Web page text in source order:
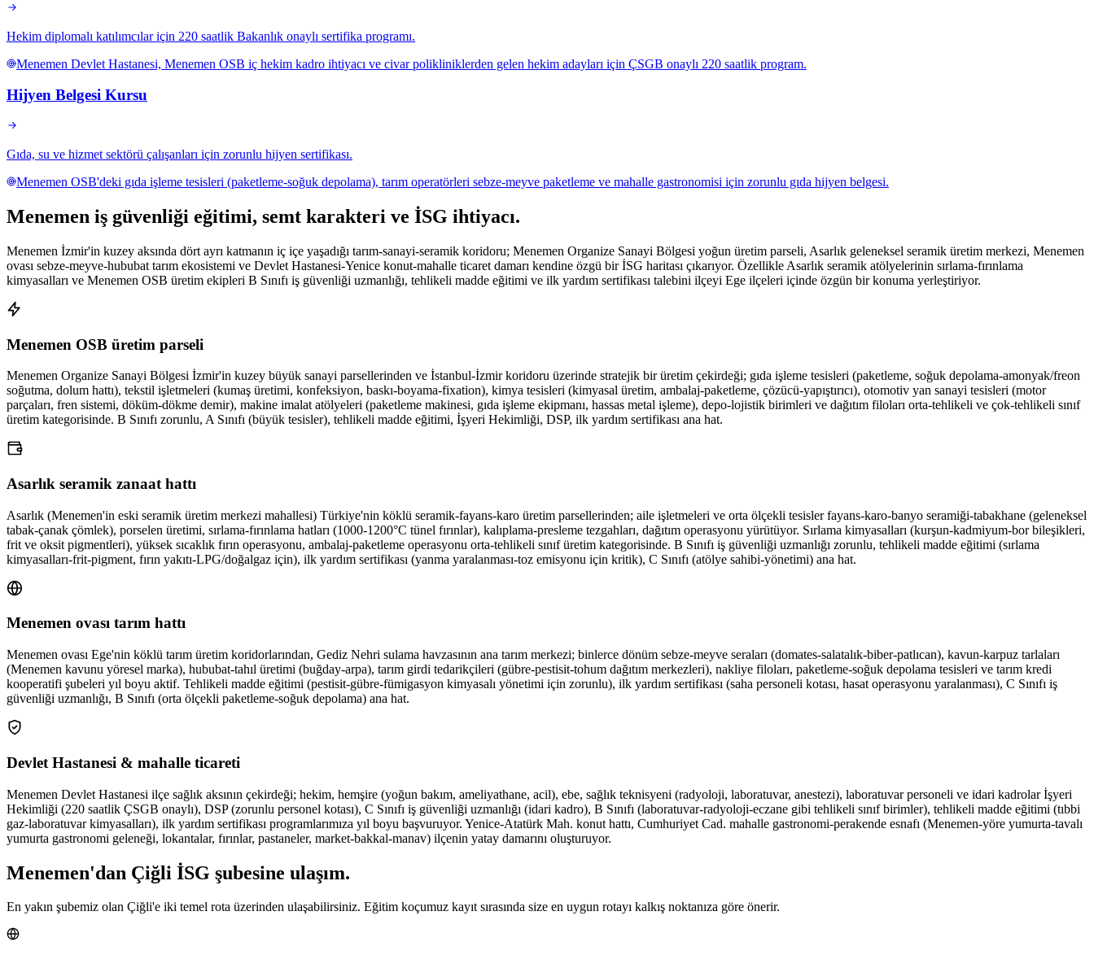
Hekim diplomalı katılımcılar için 220 saatlik Bakanlık onaylı sertifika programı.
Menemen Devlet Hastanesi, Menemen OSB iç hekim kadro ihtiyacı ve civar polikliniklerden gelen hekim adayları için ÇSGB onaylı 220 saatlik program.
Hijyen Belgesi Kursu
Gıda, su ve hizmet sektörü çalışanları için zorunlu hijyen sertifikası.
Menemen OSB'deki gıda işleme tesisleri (paketleme-soğuk depolama), tarım operatörleri sebze-meyve paketleme ve mahalle gastronomisi için zorunlu gıda hijyen belgesi.
Menemen iş güvenliği eğitimi, semt karakteri ve İSG ihtiyacı.
Menemen İzmir'in kuzey aksında dört ayrı katmanın iç içe yaşadığı tarım-sanayi-seramik koridoru; Menemen Organize Sanayi Bölgesi yoğun üretim parseli, Asarlık geleneksel seramik üretim merkezi, Menemen
ovası sebze-meyve-hububat tarım ekosistemi ve Devlet Hastanesi-Yenice konut-mahalle ticaret damarı kendine özgü bir İSG haritası çıkarıyor. Özellikle Asarlık seramik atölyelerinin sırlama-fırınlama
kimyasalları ve Menemen OSB üretim ekipleri B Sınıfı iş güvenliği uzmanlığı, tehlikeli madde eğitimi ve ilk yardım sertifikası talebini ilçeyi Ege ilçeleri içinde özgün bir konuma yerleştiriyor.
Menemen OSB üretim parseli
Menemen Organize Sanayi Bölgesi İzmir'in kuzey büyük sanayi parsellerinden ve İstanbul-İzmir koridoru üzerinde stratejik bir üretim çekirdeği; gıda işleme tesisleri (paketleme, soğuk depolama-amonyak/freon
soğutma, dolum hattı), tekstil işletmeleri (kumaş üretimi, konfeksiyon, baskı-boyama-fixation), kimya tesisleri (kimyasal üretim, ambalaj-paketleme, çözücü-yapıştırıcı), otomotiv yan sanayi tesisleri (motor
parçaları, fren sistemi, döküm-dökme demir), makine imalat atölyeleri (paketleme makinesi, gıda işleme ekipmanı, hassas metal işleme), depo-lojistik birimleri ve dağıtım filoları orta-tehlikeli ve çok-tehlikeli sınıf
üretim kategorisinde. B Sınıfı zorunlu, A Sınıfı (büyük tesisler), tehlikeli madde eğitimi, İşyeri Hekimliği, DSP, ilk yardım sertifikası ana hat.
Asarlık seramik zanaat hattı
Asarlık (Menemen'in eski seramik üretim merkezi mahallesi) Türkiye'nin köklü seramik-fayans-karo üretim parsellerinden; aile işletmeleri ve orta ölçekli tesisler fayans-karo-banyo seramiği-tabakhane (geleneksel
tabak-çanak çömlek), porselen üretimi, sırlama-fırınlama hatları (1000-1200°C tünel fırınlar), kalıplama-presleme tezgahları, dağıtım operasyonu yürütüyor. Sırlama kimyasalları (kurşun-kadmiyum-bor bileşikleri,
frit ve oksit pigmentleri), yüksek sıcaklık fırın operasyonu, ambalaj-paketleme operasyonu orta-tehlikeli sınıf üretim kategorisinde. B Sınıfı iş güvenliği uzmanlığı zorunlu, tehlikeli madde eğitimi (sırlama
kimyasalları-frit-pigment, fırın yakıtı-LPG/doğalgaz için), ilk yardım sertifikası (yanma yaralanması-toz emisyonu için kritik), C Sınıfı (atölye sahibi-yönetimi) ana hat.
Menemen ovası tarım hattı
Menemen ovası Ege'nin köklü tarım üretim koridorlarından, Gediz Nehri sulama havzasının ana tarım merkezi; binlerce dönüm sebze-meyve seraları (domates-salatalık-biber-patlıcan), kavun-karpuz tarlaları
(Menemen kavunu yöresel marka), hububat-tahıl üretimi (buğday-arpa), tarım girdi tedarikçileri (gübre-pestisit-tohum dağıtım merkezleri), nakliye filoları, paketleme-soğuk depolama tesisleri ve tarım kredi
kooperatifi şubeleri yıl boyu aktif. Tehlikeli madde eğitimi (pestisit-gübre-fümigasyon kimyasalı yönetimi için zorunlu), ilk yardım sertifikası (saha personeli kotası, hasat operasyonu yaralanması), C Sınıfı iş
güvenliği uzmanlığı, B Sınıfı (orta ölçekli paketleme-soğuk depolama) ana hat.
Devlet Hastanesi & mahalle ticareti
Menemen Devlet Hastanesi ilçe sağlık aksının çekirdeği; hekim, hemşire (yoğun bakım, ameliyathane, acil), ebe, sağlık teknisyeni (radyoloji, laboratuvar, anestezi), laboratuvar personeli ve idari kadrolar İşyeri
Hekimliği (220 saatlik ÇSGB onaylı), DSP (zorunlu personel kotası), C Sınıfı iş güvenliği uzmanlığı (idari kadro), B Sınıfı (laboratuvar-radyoloji-eczane gibi tehlikeli sınıf birimler), tehlikeli madde eğitimi (tıbbi
gaz-laboratuvar kimyasalları), ilk yardım sertifikası programlarımıza yıl boyu başvuruyor. Yenice-Atatürk Mah. konut hattı, Cumhuriyet Cad. mahalle gastronomi-perakende esnafı (Menemen-yöre yumurta-tavalı
yumurta gastronomi geleneği, lokantalar, fırınlar, pastaneler, market-bakkal-manav) ilçenin yatay damarını oluşturuyor.
Menemen'dan Çiğli İSG şubesine ulaşım.
En yakın şubemiz olan Çiğli'e iki temel rota üzerinden ulaşabilirsiniz. Eğitim koçumuz kayıt sırasında size en uygun rotayı kalkış noktanıza göre önerir.